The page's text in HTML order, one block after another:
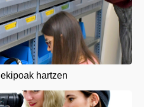
hartzen